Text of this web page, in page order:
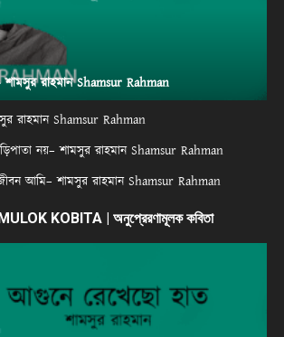
রাহমান Shamsur Rahman
রাহমান Shamsur Rahman
নয়– শামসুর রাহমান Shamsur Rahman
আমি– শামসুর রাহমান Shamsur Rahman
KOBITA | অনুপ্রেরণামূলক কবিতা